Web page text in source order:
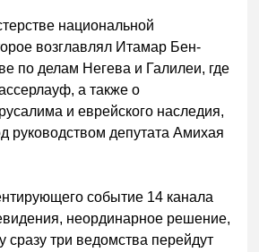
национальной
возглавлял Итамар Бен-
по делам Негева и Галилеи, где
а также о
и еврейского наследия,
руководством депутата Амихая
событие 14 канала
неординарное решение,
сразу три ведомства перейдут